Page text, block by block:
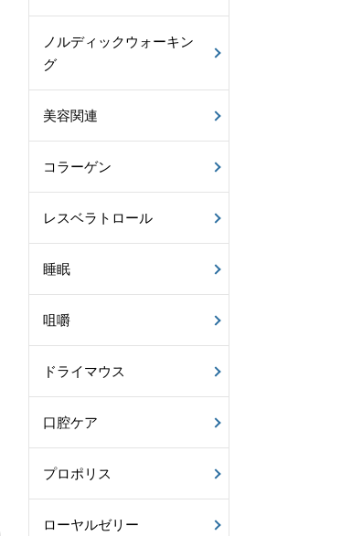
ノルディックウォーキン
グ
美容関連
コラーゲン
レスベラトロール
睡眠
咀嚼
ドライマウス
口腔ケア
プロポリス
ローヤルゼリー